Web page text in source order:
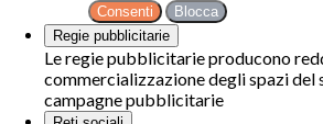
Consenti
Blocca
Regie pubblicitarie
Le regie pubblicitarie producono
commercializzazione degli spazi del
campagne pubblicitarie